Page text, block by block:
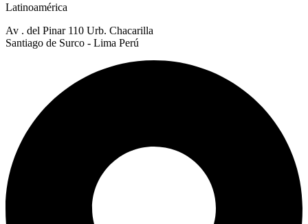
Latinoamérica
Av . del Pinar 110 Urb. Chacarilla
Santiago de Surco - Lima Perú